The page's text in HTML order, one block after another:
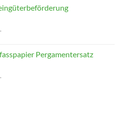
Pergamentersatz